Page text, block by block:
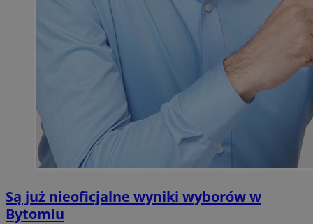
Są już nieoficjalne wyniki wyborów w
Bytomiu